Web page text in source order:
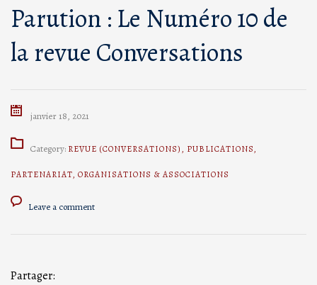
Parution : Le Numéro 10 de
la revue Conversations
janvier 18, 2021
Category: REVUE (CONVERSATIONS), PUBLICATIONS,
PARTENARIAT, ORGANISATIONS & ASSOCIATIONS
Leave a comment
Partager: